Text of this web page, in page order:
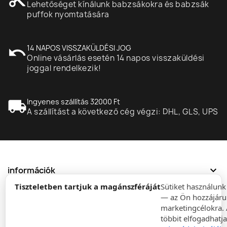
Tiszteletben tartjuk a magánszférájátSütiket
— az Ön
marketingcélokra.
többit
Lehetőséget kínálunk babzsákokra és babzsák
puffok nyomtatására
undo14 NAPOS VISSZAKÜLDÉSI JOG
Online vásárlás esetén 14 napos visszaküldési
joggal rendelkezik!
local_shippingIngyenes szállítás 32000 Ft
A szállítást a következő cég végzi: DHL, GLS, UPS
információk expand_more
expand_more